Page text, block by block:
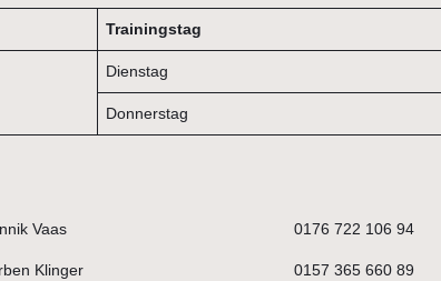
Trainingstag
Dienstag
Donnerstag
Vaas 0176 722 106 94
Klinger 0157 365 660 89